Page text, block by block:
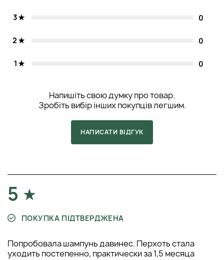
3 0
2 0
1 0
Напишіть свою думку про товар.
Зробіть вибір інших покупців легшим.
НАПИСАТИ ВІДГУК
5
ПОКУПКА ПІДТВЕРДЖЕНА
Попробовала шампунь давинес. Перхоть стала
уходить постепенно, практически за 1,5 месяца